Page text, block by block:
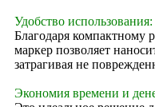
Удобство использования:
Благодаря компактному
маркер позволяет
затрагивая не
Экономия времени и